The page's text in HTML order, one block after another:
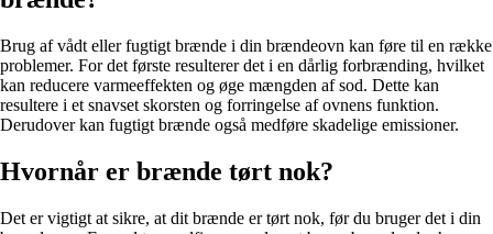
Brug af vådt eller fugtigt brænde i din brændeovn kan føre til en række
problemer. For det første resulterer det i en dårlig forbrænding, hvilket
kan reducere varmeeffekten og øge mængden af ​​sod. Dette kan
resultere i et snavset skorsten og forringelse af ovnens funktion.
Derudover kan fugtigt brænde også medføre skadelige emissioner.
Hvornår er brænde tørt nok?
Det er vigtigt at sikre, at dit brænde er tørt nok, før du bruger det i din